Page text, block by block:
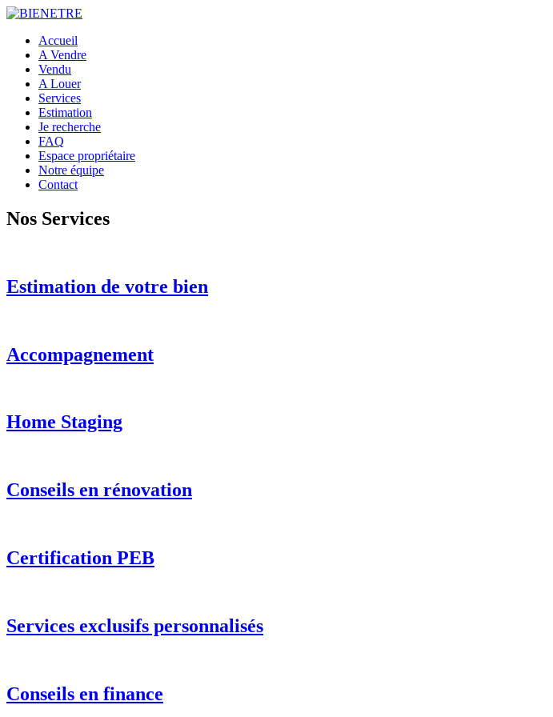
Accueil
A Vendre
Vendu
A Louer
Services
Estimation
Je recherche
FAQ
Espace propriétaire
Notre équipe
Contact
Nos Services
Estimation de votre bien
Accompagnement
Home Staging
Conseils en rénovation
Certification PEB
Services exclusifs personnalisés
Conseils en finance